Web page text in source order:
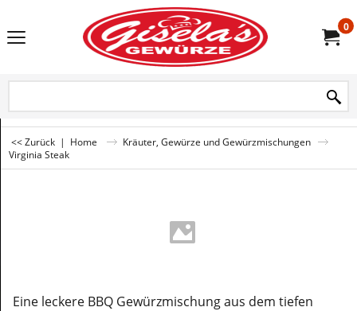
0
<< Zurück | Home
Kräuter, Gewürze und Gewürzmischungen
Virginia Steak
Eine leckere BBQ Gewürzmischung aus dem tiefen